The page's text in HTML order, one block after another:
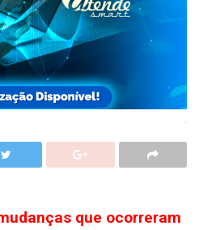
.
que ocorreram